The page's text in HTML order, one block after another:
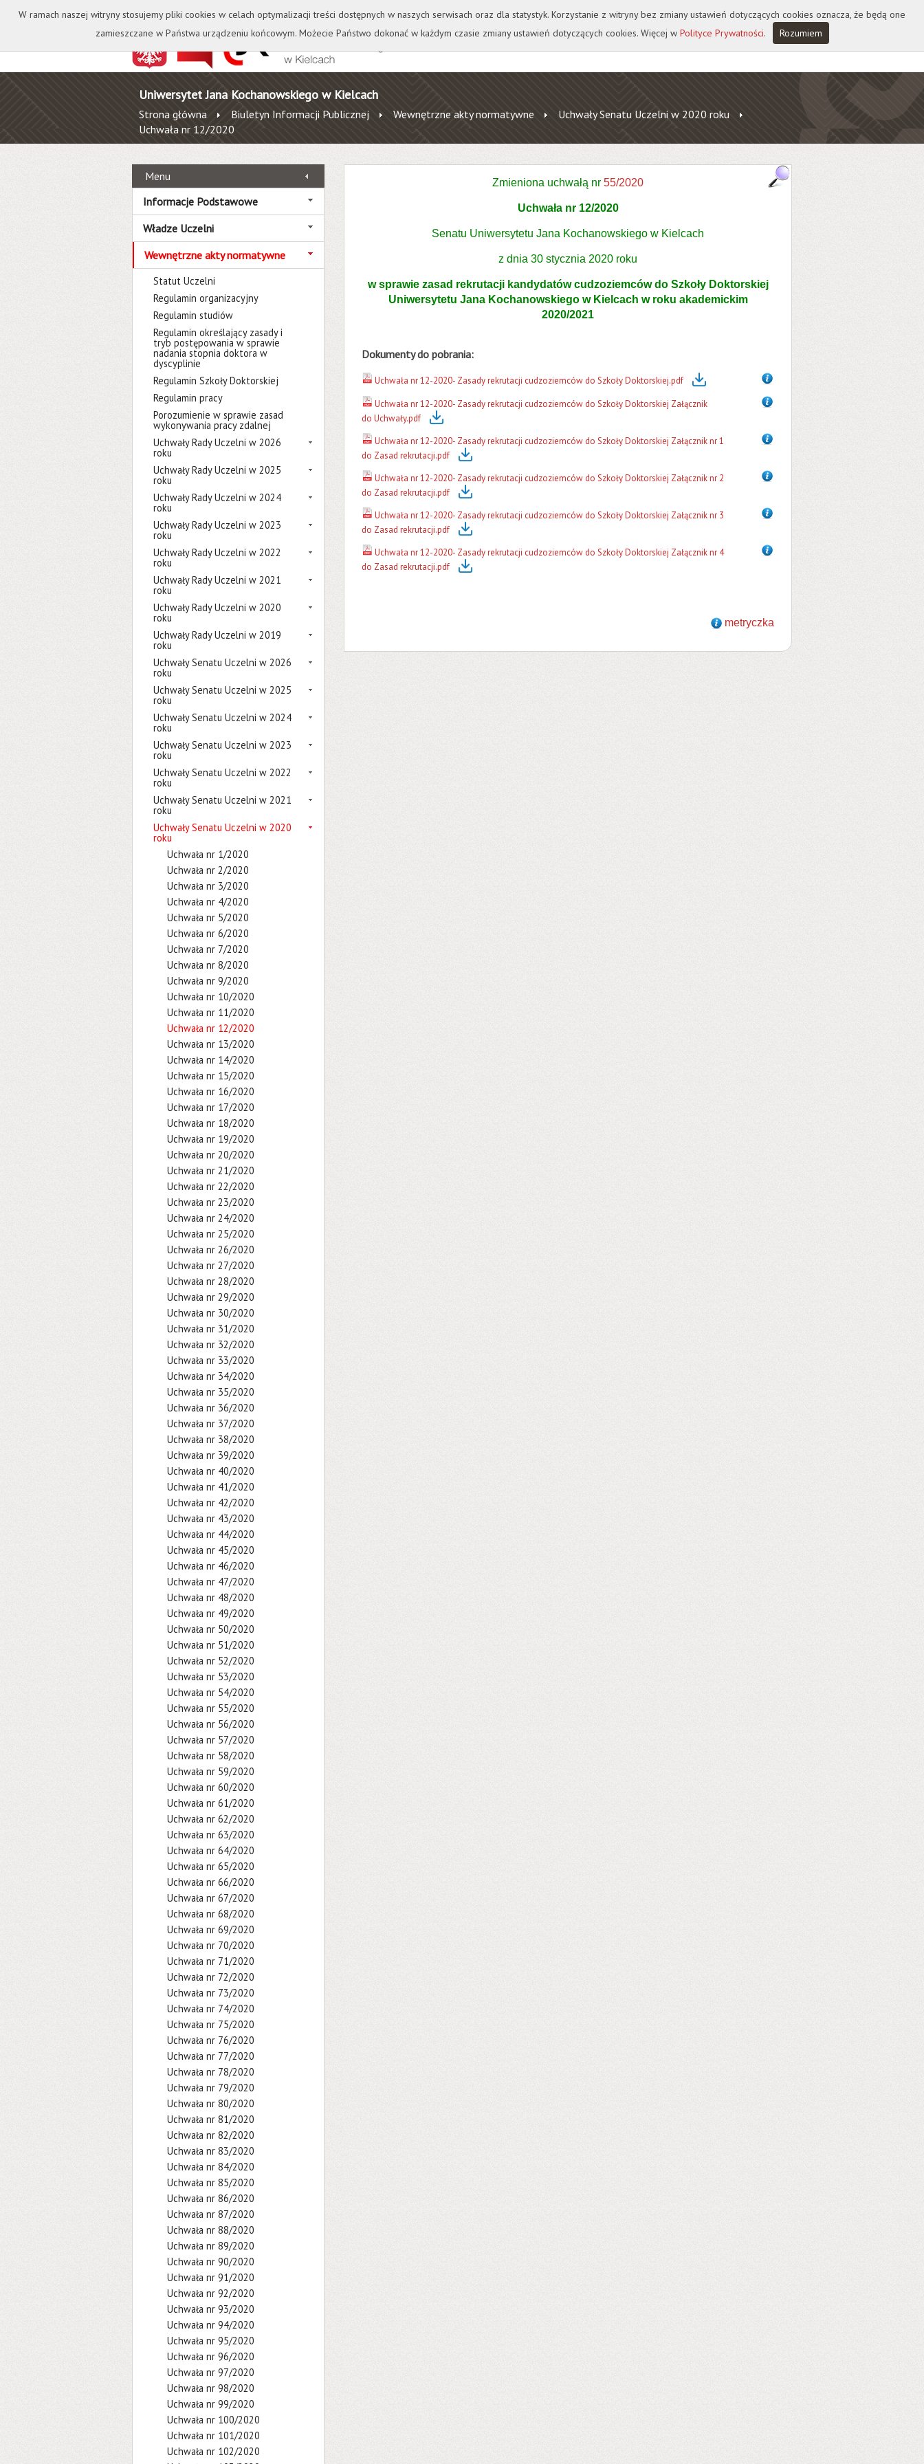
Kontakt Biblioteka Wydawnictwo Wirtualna Uczelnia A A A A
Uniwersytet Jana Kochanowskiego w Kielcach
Strona główna Biuletyn Informacji Publicznej Wewnętrzne akty normatywne
Uchwały Senatu Uczelni w 2020 roku
Uchwała nr 12/2020
Menu
Informacje Podstawowe
Władze Uczelni
Wewnętrzne akty normatywne
Statut Uczelni
Regulamin organizacyjny
Regulamin studiów
Regulamin określający zasady i
tryb postępowania w sprawie
nadania stopnia doktora w
dyscyplinie
Regulamin Szkoły Doktorskiej
Regulamin pracy
Porozumienie w sprawie zasad
wykonywania pracy zdalnej
Uchwały Rady Uczelni w 2026
roku
Uchwały Rady Uczelni w 2025
roku
Uchwały Rady Uczelni w 2024
roku
Uchwały Rady Uczelni w 2023
roku
Uchwały Rady Uczelni w 2022
roku
Uchwały Rady Uczelni w 2021
roku
Uchwały Rady Uczelni w 2020
roku
Uchwały Rady Uczelni w 2019
roku
Uchwały Senatu Uczelni w 2026
roku
Uchwały Senatu Uczelni w 2025
roku
Uchwały Senatu Uczelni w 2024
roku
Uchwały Senatu Uczelni w 2023
roku
Uchwały Senatu Uczelni w 2022
roku
Uchwały Senatu Uczelni w 2021
roku
Uchwały Senatu Uczelni w 2020
roku
Uchwała nr 1/2020
Uchwała nr 2/2020
Uchwała nr 3/2020
Uchwała nr 4/2020
Uchwała nr 5/2020
Uchwała nr 6/2020
Uchwała nr 7/2020
Uchwała nr 8/2020
Uchwała nr 9/2020
Uchwała nr 10/2020
Uchwała nr 11/2020
Uchwała nr 12/2020
Uchwała nr 13/2020
Uchwała nr 14/2020
Uchwała nr 15/2020
Uchwała nr 16/2020
Uchwała nr 17/2020
Uchwała nr 18/2020
Uchwała nr 19/2020
Uchwała nr 20/2020
Uchwała nr 21/2020
Uchwała nr 22/2020
Uchwała nr 23/2020
Uchwała nr 24/2020
Uchwała nr 25/2020
Uchwała nr 26/2020
Uchwała nr 27/2020
Uchwała nr 28/2020
Uchwała nr 29/2020
Uchwała nr 30/2020
Uchwała nr 31/2020
Uchwała nr 32/2020
Uchwała nr 33/2020
Uchwała nr 34/2020
Uchwała nr 35/2020
Uchwała nr 36/2020
Uchwała nr 37/2020
Uchwała nr 38/2020
Uchwała nr 39/2020
Uchwała nr 40/2020
Uchwała nr 41/2020
Uchwała nr 42/2020
Uchwała nr 43/2020
Uchwała nr 44/2020
Uchwała nr 45/2020
Uchwała nr 46/2020
Uchwała nr 47/2020
Uchwała nr 48/2020
Uchwała nr 49/2020
Uchwała nr 50/2020
Uchwała nr 51/2020
Uchwała nr 52/2020
Uchwała nr 53/2020
Uchwała nr 54/2020
Uchwała nr 55/2020
Uchwała nr 56/2020
Uchwała nr 57/2020
Uchwała nr 58/2020
Uchwała nr 59/2020
Uchwała nr 60/2020
Uchwała nr 61/2020
Uchwała nr 62/2020
Uchwała nr 63/2020
Uchwała nr 64/2020
Uchwała nr 65/2020
Uchwała nr 66/2020
Uchwała nr 67/2020
Uchwała nr 68/2020
Uchwała nr 69/2020
Uchwała nr 70/2020
Uchwała nr 71/2020
Uchwała nr 72/2020
Uchwała nr 73/2020
Uchwała nr 74/2020
Uchwała nr 75/2020
Uchwała nr 76/2020
Uchwała nr 77/2020
Uchwała nr 78/2020
Uchwała nr 79/2020
Uchwała nr 80/2020
Uchwała nr 81/2020
Uchwała nr 82/2020
Uchwała nr 83/2020
Uchwała nr 84/2020
Uchwała nr 85/2020
Uchwała nr 86/2020
Uchwała nr 87/2020
Uchwała nr 88/2020
Uchwała nr 89/2020
Uchwała nr 90/2020
Uchwała nr 91/2020
Uchwała nr 92/2020
Uchwała nr 93/2020
Uchwała nr 94/2020
Uchwała nr 95/2020
Uchwała nr 96/2020
Uchwała nr 97/2020
Uchwała nr 98/2020
Uchwała nr 99/2020
Uchwała nr 100/2020
Uchwała nr 101/2020
Uchwała nr 102/2020
Zmieniona uchwałą nr 55/2020
Uchwała nr 12/2020
Senatu Uniwersytetu Jana Kochanowskiego w Kielcach
z dnia 30 stycznia 2020 roku
w sprawie zasad rekrutacji kandydatów cudzoziemców do Szkoły Doktorskiej
Uniwersytetu Jana Kochanowskiego w Kielcach w roku akademickim
2020/2021
Dokumenty do pobrania:
Uchwała nr 12-2020- Zasady rekrutacji cudzoziemców do Szkoły Doktorskiej.pdf
Uchwała nr 12-2020- Zasady rekrutacji cudzoziemców do Szkoły Doktorskiej Załącznik
do Uchwały.pdf
Uchwała nr 12-2020- Zasady rekrutacji cudzoziemców do Szkoły Doktorskiej Załącznik nr 1
do Zasad rekrutacji.pdf
Uchwała nr 12-2020- Zasady rekrutacji cudzoziemców do Szkoły Doktorskiej Załącznik nr 2
do Zasad rekrutacji.pdf
Uchwała nr 12-2020- Zasady rekrutacji cudzoziemców do Szkoły Doktorskiej Załącznik nr 3
do Zasad rekrutacji.pdf
Uchwała nr 12-2020- Zasady rekrutacji cudzoziemców do Szkoły Doktorskiej Załącznik nr 4
do Zasad rekrutacji.pdf
metryczka
W ramach naszej witryny stosujemy pliki cookies w celach optymalizacji treści dostępnych w naszych serwisach oraz dla statystyk. Korzystanie z witryny bez zmiany ustawień dotyczących cookies oznacza, że będą one
zamieszczane w Państwa urządzeniu końcowym. Możecie Państwo dokonać w każdym czasie zmiany ustawień dotyczących cookies. Więcej w Polityce Prywatności. Rozumiem